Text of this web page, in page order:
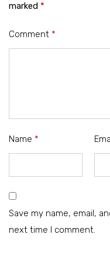
marked *
Comment *
Name *
Save my name, email,
next time I comment.